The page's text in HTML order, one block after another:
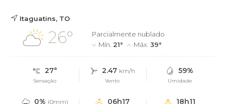
Itaguatins, TO
26°
Parcialmente nublado
Mín. 21° Máx.39°
27°
Sensação
2.47 km/h
Vento
59%
Umidade
0% (0mm) 06h17 18h11